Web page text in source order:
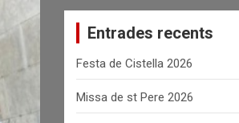
c
Entrades recents
Festa de Cistella 2026
Missa de st Pere 2026